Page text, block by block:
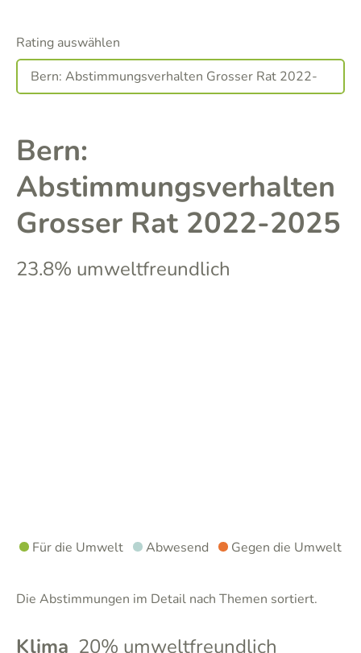
Rating auswählen
Bern:
Abstimmungsverhalten
Grosser Rat 2022-2025
23.8% umweltfreundlich
Für die Umwelt Abwesend Gegen die Umwelt
Die Abstimmungen im Detail nach Themen sortiert.
Klima 20% umweltfreundlich